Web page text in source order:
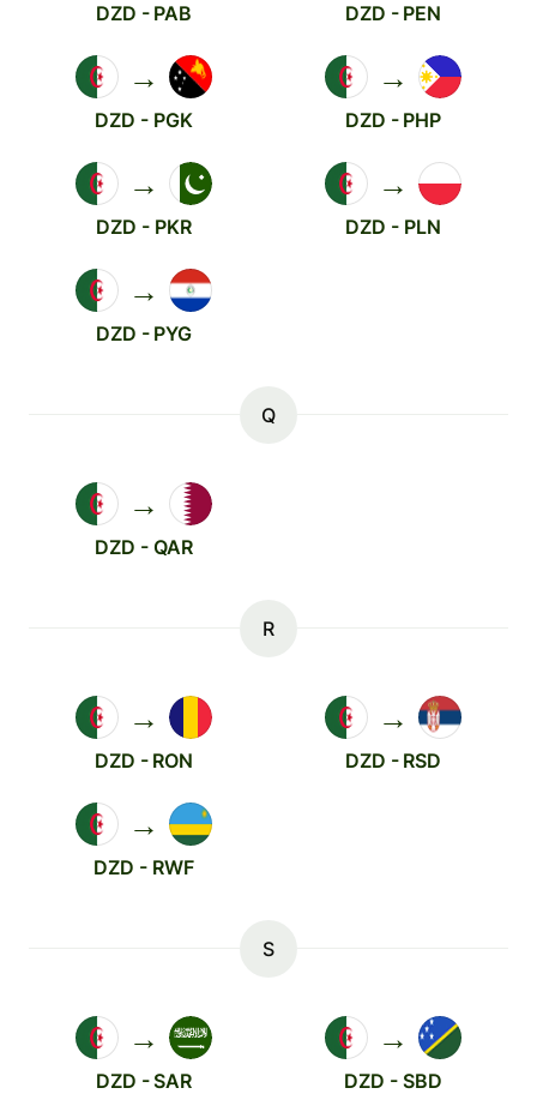
DZD - PAB DZD - PEN
→
DZD - PGK
→
DZD - PHP
→
DZD - PKR
→
DZD - PLN
→
DZD - PYG
Q
→
DZD - QAR
R
→
DZD - RON
→
DZD - RSD
→
DZD - RWF
S
→
DZD - SAR
→
DZD - SBD